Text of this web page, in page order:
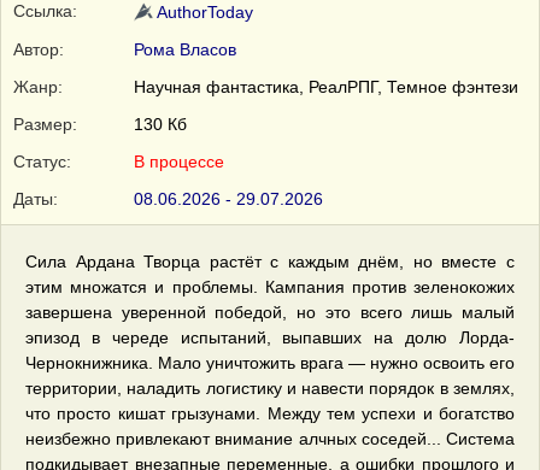
Ссылка:
AuthorToday
Автор:
Рома Власов
Жанр:
Научная фантастика, РеалРПГ, Темное фэнтези
Размер:
130 Кб
Статус:
В процессе
Даты:
08.06.2026 - 29.07.2026
Сила Ардана Творца растёт с каждым днём, но вместе с
этим множатся и проблемы. Кампания против зеленокожих
завершена уверенной победой, но это всего лишь малый
эпизод в череде испытаний, выпавших на долю Лорда-
Чернокнижника. Мало уничтожить врага — нужно освоить его
территории, наладить логистику и навести порядок в землях,
что просто кишат грызунами. Между тем успехи и богатство
неизбежно привлекают внимание алчных соседей... Система
подкидывает внезапные переменные, а ошибки прошлого и